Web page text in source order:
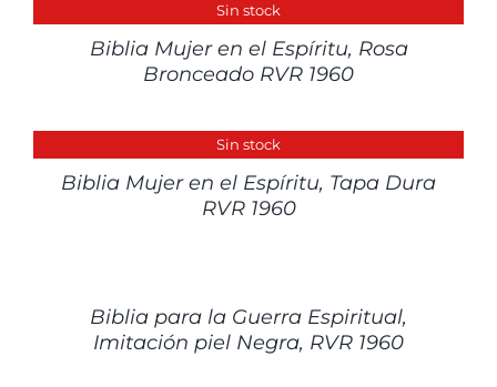
Sin stock
Biblia Mujer en el Espíritu, Rosa
Bronceado RVR 1960
Sin stock
Biblia Mujer en el Espíritu, Tapa Dura
RVR 1960
Biblia para la Guerra Espiritual,
Imitación piel Negra, RVR 1960